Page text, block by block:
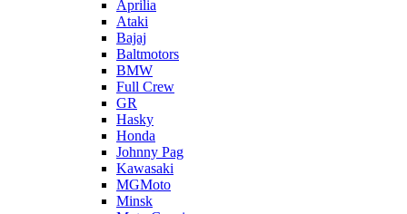
Aprilia
Ataki
Bajaj
Baltmotors
BMW
Full Crew
GR
Hasky
Honda
Johnny Pag
Kawasaki
MGMoto
Minsk